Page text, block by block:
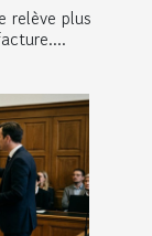
relève plus